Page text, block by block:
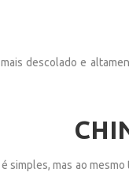
descolado e
mas ao